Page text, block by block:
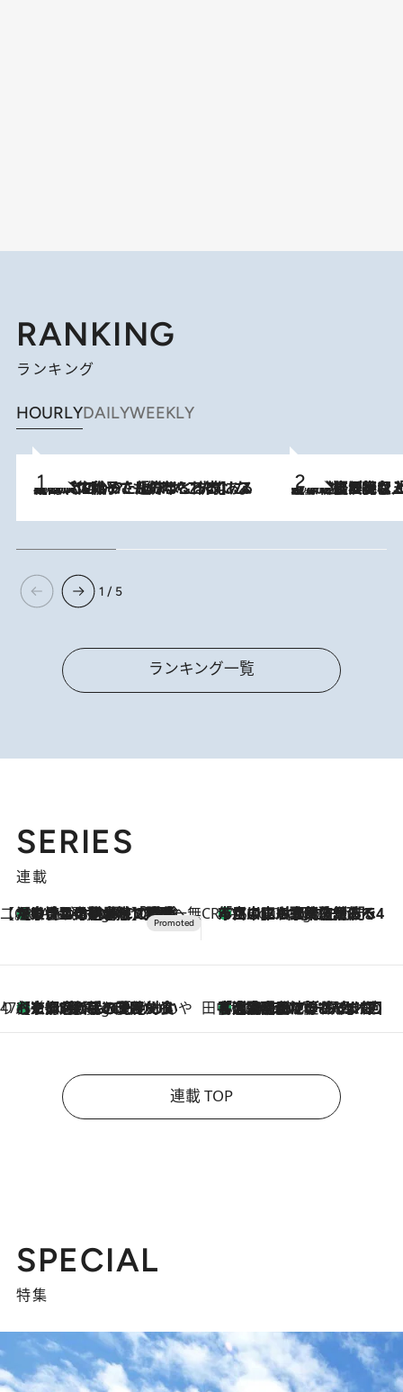
RANKING
ランキング
HOURLYDAILYWEEKLY
2026.8.5
【阿川佐和子さんの年とる力】なぜ70代で始めた趣味は“こんなに楽しい”のか？ ピアノ、俳句…スランプに陥っても続けられる“ある秘訣”とは 2026.8.5
【なぜ吉沢亮は「気配を消せる」のか？】興行収入208億の『国宝』を経て挑むミュージカル『ディア・エヴァン・ハンセン』。トップ俳優が舞台上でさらけ出した“孤独”とは
1 / 5
ランキング一覧
SERIES
連載
【CREA×星野リゾート】唯一無二。癒しと発見が待つ場所へ
5 Hours Ago
【トンボの足水浴】ヒノキの香りに包まれて涼感マックス！約13℃の湧水かけ流しを避暑地「星野温泉 トンボの湯」で体験 CREA'S CHOICE
7 Hours Ago
「立川にも歌舞伎があるんだよ」 片岡仁左衛門・市川中車ら豪華座組みで4年目の立川立飛歌舞伎へ
47都道府県の手みやげ ひんやりスイーツで夏を満喫
7 Hours Ago
【京都府】この夏絶対食べたい 冷やしておいしいおやつ3選 ひと口目から心を掴む新緑のテリーヌ 田中稲の勝手に再ブーム
2026.8.7
「湘南乃風に憧れて」観客大盛上がりの“タオル回し”に、ラッパー顔負けの高速歌唱まで…さだまさし（74）のアグレッシブすぎる現在地
連載 TOP
SPECIAL
特集